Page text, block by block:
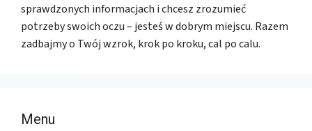
sprawdzonych informacjach i chcesz zrozumieć
potrzeby swoich oczu – jesteś w dobrym miejscu. Razem
zadbajmy o Twój wzrok, krok po kroku, cal po calu.
Menu